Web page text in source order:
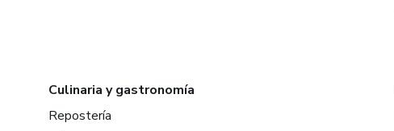
Culinaria y gastronomía
Repostería